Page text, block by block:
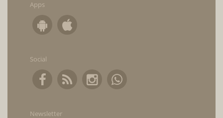
Apps
Social
Newsletter